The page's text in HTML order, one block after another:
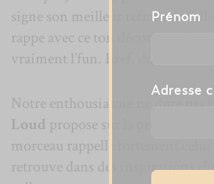
signe son meilleur refrain de
rappe avec ce ton décontracté et
vraiment l’fun. Bref, du Loud
Notre enthousiasme ne dure pas
Loud propose sur la prochaine,
morceau rappelle fortement celui
retrouve dans des inspirations
Prénom
Adresse